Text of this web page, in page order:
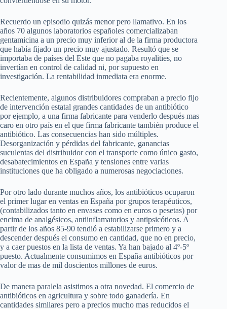
Recuerdo un episodio quizás menor pero llamativo. En los
años 70 algunos laboratorios españoles comercializaban
gentamicina a un precio muy inferior al de la firma productora
que había fijado un precio muy ajustado. Resultó que se
importaba de países del Este que no pagaba royalities, no
invertían en control de calidad ni, por supuesto en
investigación. La rentabilidad inmediata era enorme.
Recientemente, algunos distribuidores compraban a precio fijo
de intervención estatal grandes cantidades de un antibiótico
por ejemplo, a una firma fabricante para venderlo después mas
caro en otro país en el que firma fabricante también produce el
antibiótico. Las consecuencias han sido múltiples.
Desorganización y pérdidas del fabricante, ganancias
suculentas del distribuidor con el transporte como único gasto,
desabatecimientos en España y tensiones entre varias
instituciones que ha obligado a numerosas negociaciones.
Por otro lado durante muchos años, los antibióticos ocuparon
el primer lugar en ventas en España por grupos terapéuticos,
(contabilizados tanto en envases como en euros o pesetas) por
encima de analgésicos, antiinflamatorios y antipsicóticos. A
partir de los años 85-90 tendió a estabilizarse primero y a
descender después el consumo en cantidad, que no en precio,
y a caer puestos en la lista de ventas. Ya han bajado al 4º-5º
puesto. Actualmente consumimos en España antibióticos por
valor de mas de mil doscientos millones de euros.
De manera paralela asistimos a otra novedad. El comercio de
antibióticos en agricultura y sobre todo ganadería. En
cantidades similares pero a precios mucho mas reducidos el